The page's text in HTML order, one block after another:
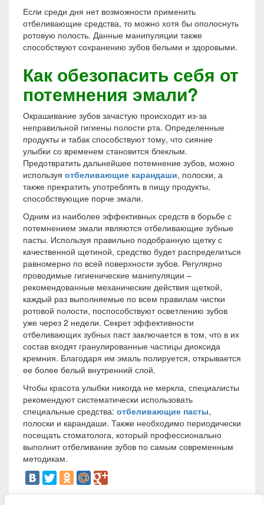
Если среди дня нет возможности применить
отбеливающие средства, то можно хотя бы ополоснуть
ротовую полость. Данные манипуляции также
способствуют сохранению зубов белыми и здоровыми.
Как обезопасить себя от
потемнения эмали?
Окрашивание зубов зачастую происходит из-за
неправильной гигиены полости рта. Определенные
продукты и табак способствуют тому, что сияние
улыбки со временем становится блеклым.
Предотвратить дальнейшее потемнение зубов, можно
используя отбеливающие карандаши, полоски, а
также прекратить употреблять в пищу продукты,
способствующие порче эмали.
Одним из наиболее эффективных средств в борьбе с
потемнением эмали являются отбеливающие зубные
пасты. Используя правильно подобранную щетку с
качественной щетиной, средство будет распределиться
равномерно по всей поверхности зубов. Регулярно
проводимые гигиенические манипуляции –
рекомендованные механические действия щеткой,
каждый раз выполняемые по всем правилам чистки
ротовой полости, поспособствуют осветлению зубов
уже через 2 недели. Секрет эффективности
отбеливающих зубных паст заключается в том, что в их
состав входят гранулированные частицы диоксида
кремния. Благодаря им эмаль полируется, открывается
ее более белый внутренний слой.
Чтобы красота улыбки никогда не меркла, специалисты
рекомендуют систематически использовать
специальные средства: отбеливающие пасты,
полоски и карандаши. Также необходимо периодически
посещать стоматолога, который профессионально
выполнит отбеливание зубов по самым современным
методикам.